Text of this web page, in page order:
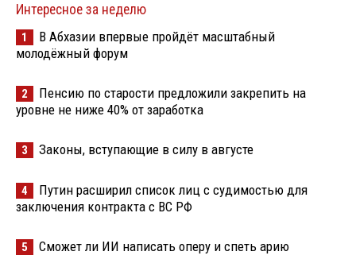
Интересное за неделю
1
В Абхазии впервые пройдёт масштабный
молодёжный форум
2
Пенсию по старости предложили закрепить на
уровне не ниже 40% от заработка
3 Законы, вступающие в силу в августе
4
Путин расширил список лиц с судимостью для
заключения контракта с ВС РФ
5 Сможет ли ИИ написать оперу и спеть арию